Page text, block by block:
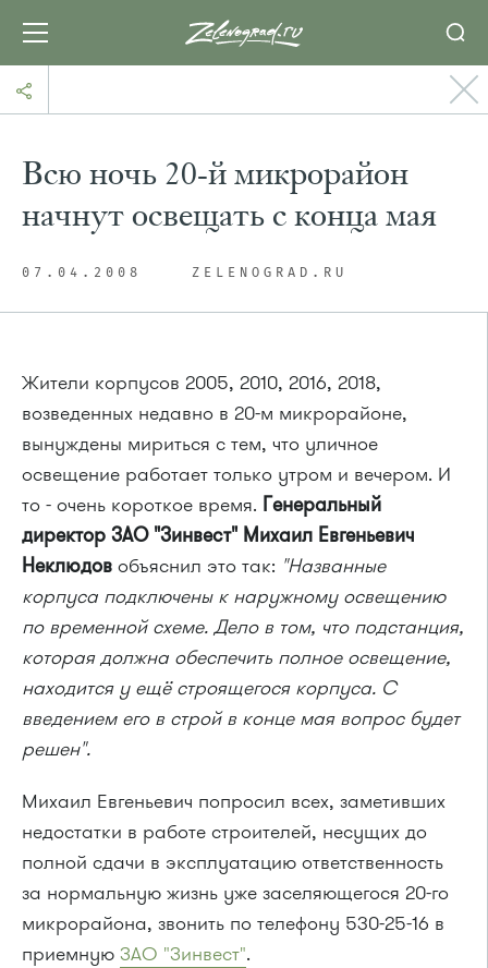
Всю ночь 20-й микрорайон
начнут освещать с конца мая
07.04.2008 ZELENOGRAD.RU
Жители корпусов 2005, 2010, 2016, 2018,
возведенных недавно в 20-м микрорайоне,
вынуждены мириться с тем, что уличное
освещение работает только утром и вечером. И
то - очень короткое время. Генеральный
директор ЗАО "Зинвест" Михаил Евгеньевич
Неклюдов объяснил это так: "Названные
корпуса подключены к наружному освещению
по временной схеме. Дело в том, что подстанция,
которая должна обеспечить полное освещение,
находится у ещё строящегося корпуса. С
введением его в строй в конце мая вопрос будет
решен".
Михаил Евгеньевич попросил всех, заметивших
недостатки в работе строителей, несущих до
полной сдачи в эксплуатацию ответственность
за нормальную жизнь уже заселяющегося 20-го
микрорайона, звонить по телефону 530-25-16 в
приемную ЗАО "Зинвест".